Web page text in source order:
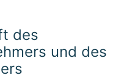
des
und des